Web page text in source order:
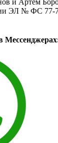
и Артём
ЭЛ № ФС 77-